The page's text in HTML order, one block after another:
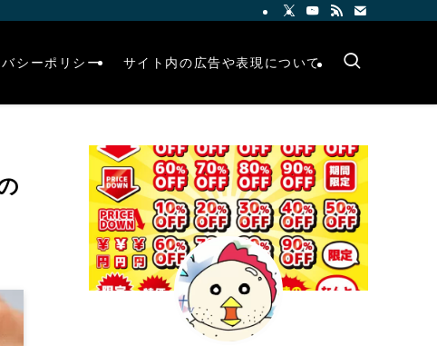
バシーポリシー サイト内の広告や表現について